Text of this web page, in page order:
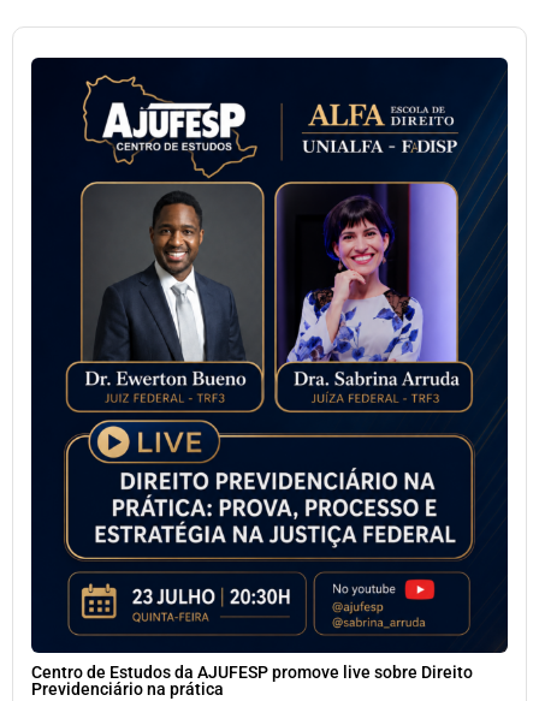
Centro de Estudos da AJUFESP promove live sobre Direito
Previdenciário na prática